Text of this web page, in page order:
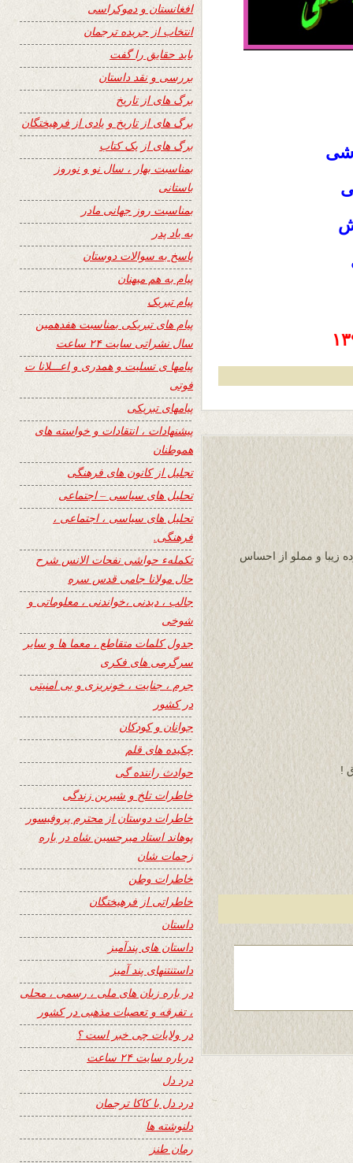
زیبا و مملو از احساس
!
افغانستان و دموکراسی
انتخاب از جریده ترجمان
باید حقایق را گفت
بررسی و نقد داستان
برگ های از تاریخ
برگ های از تاریخ و یادی از فرهیختگان
برگ های از یک کتاب
بمناسبت بهار ، سال نو و نوروز
باستانی
بمناسبت روز جهانی مادر
به یاد پدر
پاسخ به سوالات دوستان
پیام به هم میهنان
پیام تبریک
پیام های تبریکی بمناسبت هفدهمین
سال نشراتی سایت ۲۴ ساعت
پیامها ی تسلیت و همدری و اعـــلانا ت
فوتی
پیامهای تبریکی
پیشنهادات ، انتقادات و خواسته های
هموطنان
تجلیل از کانون های فرهنگی
تحلیل های سیاسی – اجتماعی
تحلیل های سیاسی ، اجتماعی ،
فرهنگی.
تکملهء حواشی نفحات الانس شرح
حال مولانا جامی قدس سره
جالب ، دیدنی ،خواندنی ، معلوماتی و
شوخی
جدول کلمات متقاطع ، معما ها و سایر
سرگرمی های فکری
جرم ، جنایت ، خونریزی و بی امنیتی
در کشور
جوانان و کودکان
چکیده های قلم
حوادث راننده گی
خاطرات تلخ و شیرین زندگی
خاطرات دوستان از محترم پروفیسور
پوهاند استاد میرحسین شاه در باره
زحمات شان
خاطرات وطن
خاطراتی از فرهیختگان
داستان
داستان های پندآمیز
داستنتنهای پند آمیز
در باره زبان های ملی ، رسمی ، محلی
، تفرقه و تعصبات مذهبی در کشور
در ولایات چی خبر است ؟
درباره سایت ۲۴ ساعت
درد دل
درد دل با کاکا ترجمان
دلنوشته ها
رمان طنز